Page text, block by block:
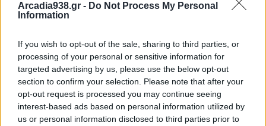
Arcadia938.gr - Do Not Process My Personal
Information
If you wish to opt-out of the sale, sharing to third parties, or
processing of your personal or sensitive information for
targeted advertising by us, please use the below opt-out
section to confirm your selection. Please note that after your
opt-out request is processed you may continue seeing
interest-based ads based on personal information utilized by
us or personal information disclosed to third parties prior to